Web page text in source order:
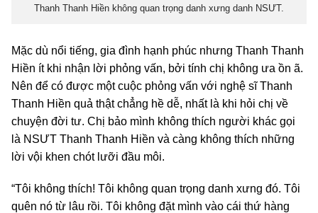
Thanh Thanh Hiền không quan trọng danh xưng danh NSƯT.
Mặc dù nổi tiếng, gia đình hạnh phúc nhưng Thanh Thanh
Hiền ít khi nhận lời phỏng vấn, bởi tính chị không ưa ồn ã.
Nên để có được một cuộc phỏng vấn với nghệ sĩ Thanh
Thanh Hiền quả thật chẳng hề dễ, nhất là khi hỏi chị về
chuyện đời tư. Chị bảo mình không thích người khác gọi
là NSƯT Thanh Thanh Hiền và càng không thích những
lời vội khen chót lưỡi đầu môi.
“Tôi không thích! Tôi không quan trọng danh xưng đó. Tôi
quên nó từ lâu rồi. Tôi không đặt mình vào cái thứ hàng